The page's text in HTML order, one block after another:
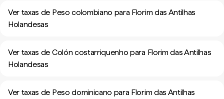
Ver taxas de Peso colombiano para Florim das Antilhas
Holandesas
Ver taxas de Colón costarriquenho para Florim das Antilhas
Holandesas
Ver taxas de Peso dominicano para Florim das Antilhas